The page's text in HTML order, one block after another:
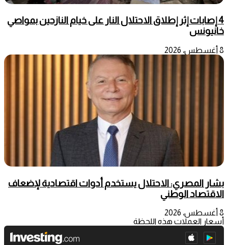
4 إصابات إثر إطلاق الاحتلال النار على خيام النازحين بمواصي
خانيونس
8 أغسطس، 2026
بشار المصري: الاحتلال يستخدم أدوات اقتصادية لإضعاف
الاقتصاد الوطني
8 أغسطس، 2026
أسعار العملات هذه اللحظة